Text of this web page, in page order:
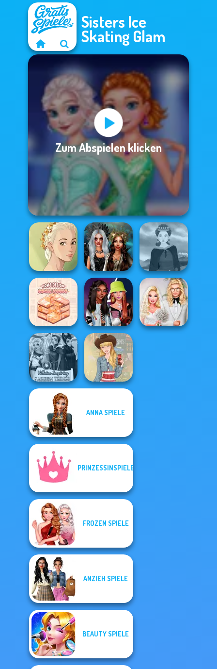
Sisters Ice
Skating Glam
Zum Abspielen klicken
Natural Girl
Portrait
Enchanted
Realms
Medieval Woman
Home Design:
Small House
Fashionistas'
Faceoff
Villains Inspiring
Fashion Tre...
ANNA SPIELE
PRINZESSINSPIELE
FROZEN SPIELE
ANZIEH SPIELE
BEAUTY SPIELE